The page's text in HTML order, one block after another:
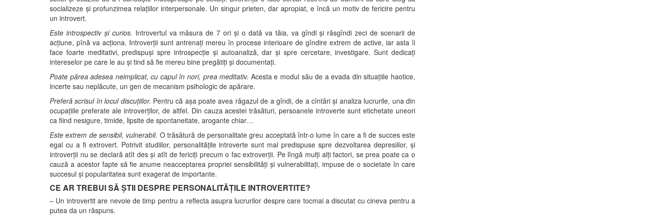
socializeze și profunzimea relațiilor interpersonale. Un singur prieten, dar apropiat, e încă un motiv de fericire pentru
un introvert.
Este introspectiv și curios. Introvertul va măsura de 7 ori și o dată va tăia, va gîndi și răsgîndi zeci de scenarii de
acțiune, pînă va acționa. Introverții sunt antrenați mereu în procese interioare de gîndire extrem de active, iar asta îi
face foarte meditativi, predispuși spre introspecție și autoanaliză, dar și spre cercetare, investigare. Sunt dedicați
intereselor pe care le au și tind să fie mereu bine pregătiți și documentați.
Poate părea adesea neimplicat, cu capul în nori, prea meditativ. Acesta e modul său de a evada din situațiile haotice,
incerte sau neplăcute, un gen de mecanism psihologic de apărare.
Preferă scrisul în locul discuțiilor. Pentru că așa poate avea răgazul de a gîndi, de a cîntări și analiza lucrurile, una din
ocupațiile preferate ale introverților, de altfel. Din cauza acestei trăsături, persoanele introverte sunt etichetate uneori
ca fiind nesigure, timide, lipsite de spontaneitate, arogante chiar…
Este extrem de sensibil, vulnerabil. O trăsătură de personalitate greu acceptată într-o lume în care a fi de succes este
egal cu a fi extrovert. Potrivit studiilor, personalitățile introverte sunt mai predispuse spre dezvoltarea depresiilor, și
introverţii nu se declară atît des și atît de fericiți precum o fac extroverții. Pe lîngă mulți alți factori, se prea poate ca o
cauză a acestor fapte să fie anume neacceptarea propriei sensibilități și vulnerabilitați, impuse de o societate în care
succesul și popularitatea sunt exagerat de importante.
CE AR TREBUI SĂ ȘTII DESPRE PERSONALITĂȚILE INTROVERTITE?
– Un introvertit are nevoie de timp pentru a reflecta asupra lucrurilor despre care tocmai a discutat cu cineva pentru a
putea da un răspuns.